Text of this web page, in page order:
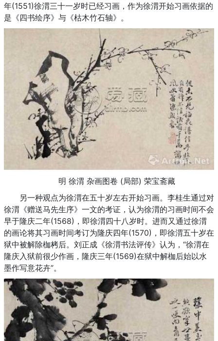
年(1551)徐渭三十一岁时已经习画，作为徐渭开始习画依据的
是《四书绘序》与《枯木竹石轴》。
明 徐渭 杂画图卷 (局部) 荣宝斋藏
另一种观点为徐渭在五十岁左右开始习画。李桂生通过对
徐渭《赠送马先生序》一文的考证，认为徐渭的习画时间不会
早于隆庆二年(1568)，即徐渭四十八岁时。进而又通过徐渭
的画论将其习画时间考订为隆庆四年(1570)，即徐渭五十岁在
狱中被解除枷栲后。刘正成《徐渭书法评传》认为，“徐渭在
隆庆入狱前很少作画，隆庆三年(1569)在狱中解枷后始以水
墨作写意花卉”。